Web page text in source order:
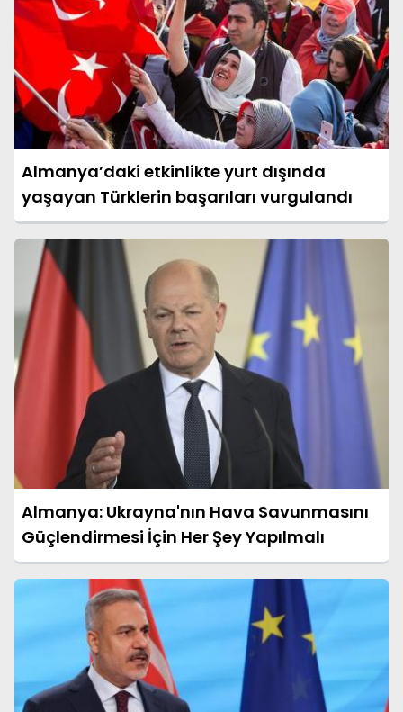
Almanya’daki etkinlikte yurt dışında
yaşayan Türklerin başarıları vurgulandı
Almanya: Ukrayna'nın Hava Savunmasını
Güçlendirmesi İçin Her Şey Yapılmalı